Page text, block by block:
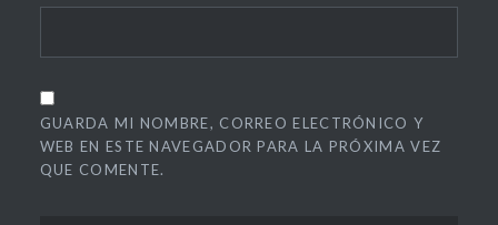
GUARDA MI NOMBRE, CORREO ELECTRÓNICO Y
WEB EN ESTE NAVEGADOR PARA LA PRÓXIMA VEZ
QUE COMENTE.